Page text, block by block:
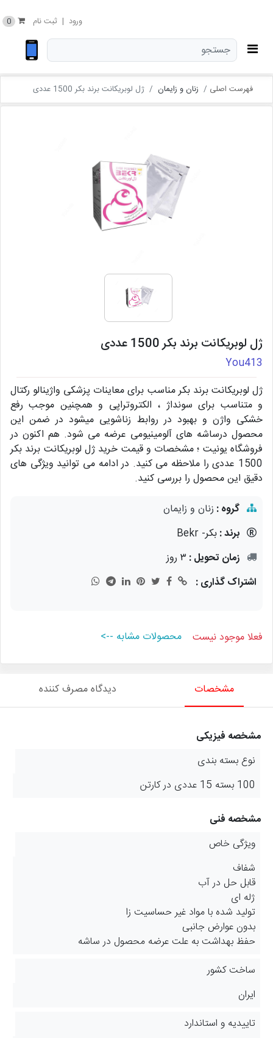
ورود | ثبت نام 0
فهرست اصلی زنان و زایمان ژل لوبریکانت برند بکر 1500 عددی
ژل لوبریکانت برند بکر 1500 عددی
You413
ژل لوبریکانت برند بکر مناسب برای معاینات پزشکی واژینالو رکتال
و متناسب برای سونداژ ، الکتروتراپی و همچنین موجب رفع
خشکی واژن و بهبود در روابط زناشویی میشود در ضمن این
محصول درساشه های آلومینیومی عرضه می شود. هم اکنون در
فروشگاه یونیت ؛ مشخصات و قیمت خرید ژل لوبریکانت برند بکر
1500 عددی را ملاحظه می کنید. در ادامه می توانید ویژگی های
دقیق این محصول را بررسی کنید.
گروه : زنان و زایمان
برند :بکر- Bekr
زمان تحویل : ۳ روز
اشتراک گذاری :
فعلا موجود نیست محصولات مشابه -->
مشخصات دیدگاه مصرف کننده
مشخصه فیزیکی
نوع بسته بندی
100 بسته 15 عددی در کارتن
مشخصه فنی
ویژگی خاص
شفاف
قابل حل در آب
ژله ای
تولید شده با مواد غیر حساسیت زا
بدون عوارض جانبی
حفظ بهداشت به علت عرضه محصول در ساشه
ساخت کشور
ایران
تاییدیه و استاندارد